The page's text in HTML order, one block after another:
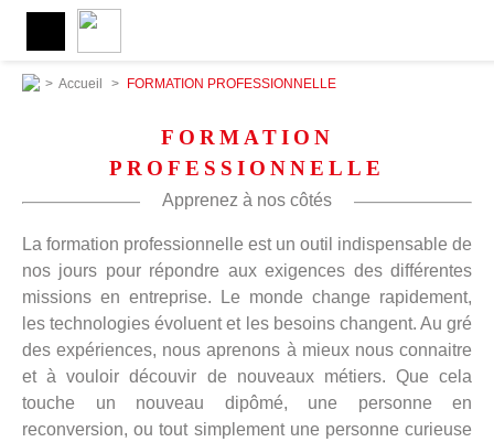
> Accueil > FORMATION PROFESSIONNELLE
FORMATION
PROFESSIONNELLE
Apprenez à nos côtés
La formation professionnelle est un outil indispensable de
nos jours pour répondre aux exigences des différentes
missions en entreprise. Le monde change rapidement,
les technologies évoluent et les besoins changent. Au gré
des expériences, nous aprenons à mieux nous connaitre
et à vouloir découvir de nouveaux métiers. Que cela
touche un nouveau dipômé, une personne en
reconversion, ou tout simplement une personne curieuse